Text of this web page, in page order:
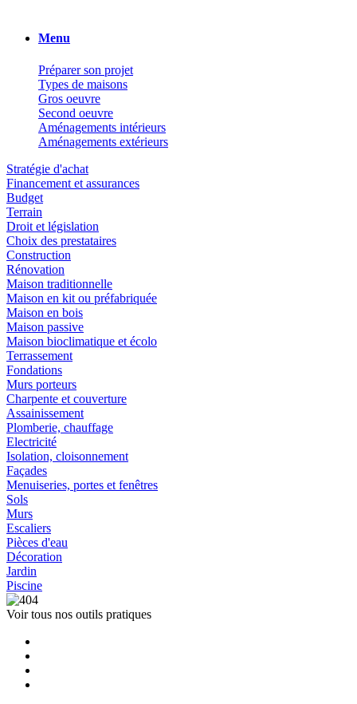
Menu
Préparer son projet
Types de maisons
Gros oeuvre
Second oeuvre
Aménagements intérieurs
Aménagements extérieurs
Stratégie d'achat
Financement et assurances
Budget
Terrain
Droit et législation
Choix des prestataires
Construction
Rénovation
Maison traditionnelle
Maison en kit ou préfabriquée
Maison en bois
Maison passive
Maison bioclimatique et écolo
Terrassement
Fondations
Murs porteurs
Charpente et couverture
Assainissement
Plomberie, chauffage
Electricité
Isolation, cloisonnement
Façades
Menuiseries, portes et fenêtres
Sols
Murs
Escaliers
Pièces d'eau
Décoration
Jardin
Piscine
Voir tous nos outils pratiques